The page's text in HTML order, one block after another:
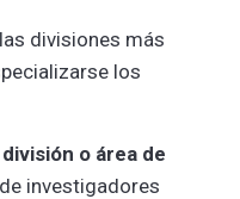
divisiones más
los
o área de
investigadores